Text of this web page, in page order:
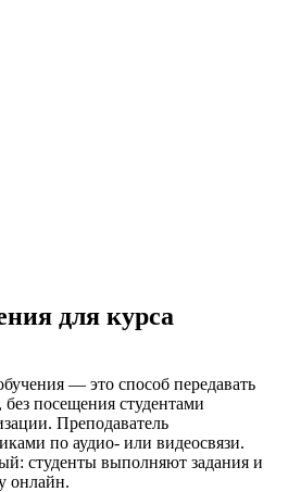
для курса
— это способ передавать
посещения студентами
Преподаватель
по аудио- или видеосвязи.
студенты выполняют задания и
онлайн.